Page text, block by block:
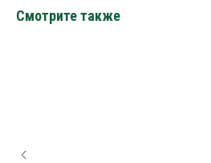
Смотрите также